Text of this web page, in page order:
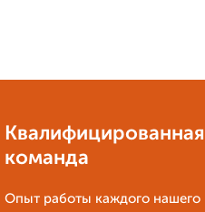
Квалифицированная
команда
Опыт работы каждого нашего